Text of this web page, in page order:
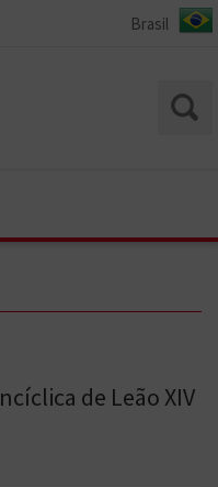
de Leão XIV